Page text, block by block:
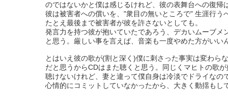
のではないかと僕は感じるけれど、彼の表舞台への復帰
彼は被害者への償いを、"衆目の無いところで" 生涯行う
たとえ最後まで被害者が彼を許さないとしても。
発言力を持つ彼が抱いていたであろう、デカいムーブメ
と思う。厳しい事を言えば、音楽も一度やめた方がいい
とはいえ彼の歌が(割と深く)僕に刺さった事実は変わら
だと思うからCDはまた聴くと思う。同じくマヒトの歌
聴けないけれど、妻と違って僕自身は冷淡でドライなの
心情的にコミットしていなかったから、大きく動揺もし